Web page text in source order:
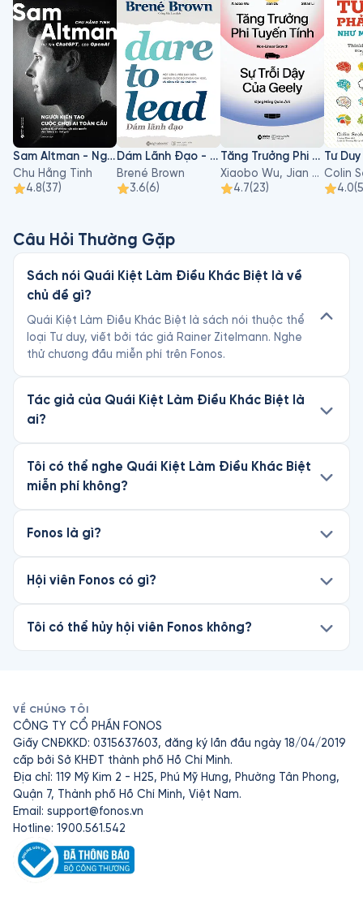
Sam Altman - Người Kiến Tạo Cuộc Chơi AI Toàn Cầu
Chu Hằng Tinh
4.8(37)
Dám Lãnh Đạo - Dare To Lead
Brené Brown
3.6(6)
Tăng Trưởng Phi Tuyến Tính - Sự Trỗi Dậy Của Geely
Xiaobo Wu, Jian Du, Sihan Li
4.7(23)
Colin
4.0(
Câu Hỏi Thường Gặp
Sách nói Quái Kiệt Làm Điều Khác Biệt là về
chủ đề gì?
Quái Kiệt Làm Điều Khác Biệt là sách nói thuộc thể
loại Tư duy, viết bởi tác giả Rainer Zitelmann. Nghe
thử chương đầu miễn phí trên Fonos.
Tác giả của Quái Kiệt Làm Điều Khác Biệt là
ai?
Tôi có thể nghe Quái Kiệt Làm Điều Khác Biệt
miễn phí không?
Fonos là gì?
Hội viên Fonos có gì?
Tôi có thể hủy hội viên Fonos không?
VỀ CHÚNG TÔI
CÔNG TY CỔ PHẦN FONOS
Giấy CNĐKKD: 0315637603, đăng ký lần đầu ngày 18/04/2019
cấp bởi Sở KHĐT thành phố Hồ Chí Minh.
Địa chỉ: 119 Mỹ Kim 2 - H25, Phú Mỹ Hưng, Phường Tân Phong,
Quận 7, Thành phố Hồ Chí Minh, Việt Nam.
Email: support@fonos.vn
Hotline: 1900.561.542